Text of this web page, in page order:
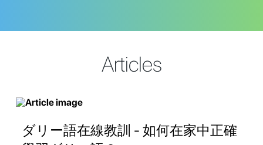
Articles
ダリー語在線教訓 - 如何在家中正確